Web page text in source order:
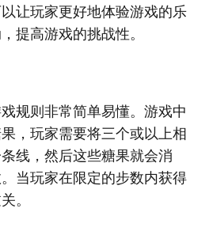
让玩家更好地体验游戏的乐
提高游戏的挑战性。
规则非常简单易懂。游戏中
，玩家需要将三个或以上相
线，然后这些糖果就会消
当玩家在限定的步数内获得
。